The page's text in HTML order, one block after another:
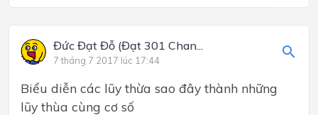
Đức Đạt Đỗ (Đạt 301 Chan...
7 tháng 7 2017 lúc 17:44
Biểu diễn các lũy thừa sao đây thành những
lũy thùa cùng cơ số